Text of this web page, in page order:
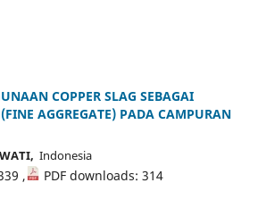
COPPER SLAG SEBAGAI
AGGREGATE) PADA CAMPURAN
Indonesia
, PDF downloads: 314